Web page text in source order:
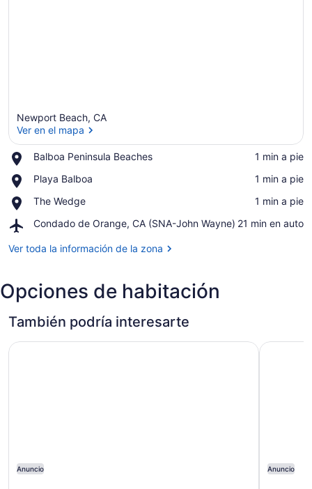
Newport Beach, CA
Ver en el mapa
Balboa Peninsula Beaches
Place,
Peninsula
‪1 min a pie‬
Playa Balboa
Place,
Balboa
‪1 min a pie‬
The Wedge
Place,
Wedge
‪1 min a pie‬
Condado de Orange, CA (SNA-John Wayne)
Airport,
de
(SNA-
John
‪21 min en auto‬
Ver toda la información de la zona
Opciones de habitación
También podría interesarte
Anuncio
Pendry Newport Beach
Anuncio
OC Hotel